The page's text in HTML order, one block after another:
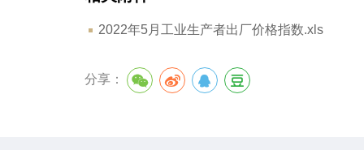
2022年5月工业生产者出厂价格指数.xls
分享：